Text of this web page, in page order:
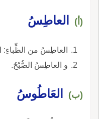
(أ) العاطِسُ
العاطِسُ من الظِّباءِ:
و العاطِسُ الصُّبْحُ.
(ب) العَاطُوسُ